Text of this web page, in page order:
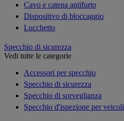
Cavo e catena antifurto
Dispositivo di bloccaggio
Lucchetto
Specchio di sicurezza
Vedi tutte le categorie
Accessori per specchio
Specchio di sicurezza
Specchio di sorveglianza
Specchio d'ispezione per veicoli